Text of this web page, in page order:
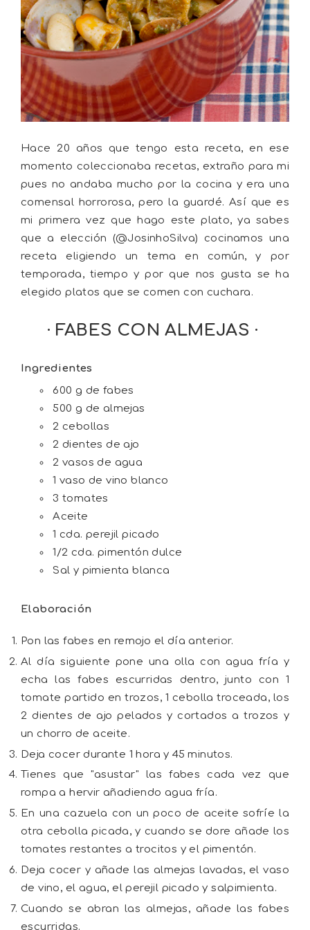
Hace 20 años que tengo esta receta, en ese
momento coleccionaba recetas, extraño para mi
pues no andaba mucho por la cocina y era una
comensal horrorosa, pero la guardé. Así que es
mi primera vez que hago este plato, ya sabes
que a elección (@JosinhoSilva) cocinamos una
receta eligiendo un tema en común, y por
temporada, tiempo y por que nos gusta se ha
elegido platos que se comen con cuchara.
· FABES CON ALMEJAS ·
Ingredientes
600 g de fabes
500 g de almejas
2 cebollas
2 dientes de ajo
2 vasos de agua
1 vaso de vino blanco
3 tomates
Aceite
1 cda. perejil picado
1/2 cda. pimentón dulce
Sal y pimienta blanca
Elaboración
Pon las fabes en remojo el día anterior.
Al día siguiente pone una olla con agua fría y
echa las fabes escurridas dentro, junto con 1
tomate partido en trozos, 1 cebolla troceada, los
2 dientes de ajo pelados y cortados a trozos y
un chorro de aceite.
Deja cocer durante 1 hora y 45 minutos.
Tienes que "asustar" las fabes cada vez que
rompa a hervir añadiendo agua fría.
En una cazuela con un poco de aceite sofríe la
otra cebolla picada, y cuando se dore añade los
tomates restantes a trocitos y el pimentón.
Deja cocer y añade las almejas lavadas, el vaso
de vino, el agua, el perejil picado y salpimienta.
Cuando se abran las almejas, añade las fabes
escurridas.